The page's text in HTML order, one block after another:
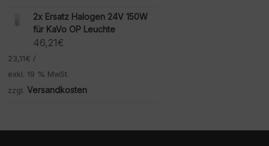
2x Ersatz Halogen 24V 150W
für KaVo OP Leuchte
46,21€
23,11€ /
exkl. 19 % MwSt.
zzgl. Versandkosten